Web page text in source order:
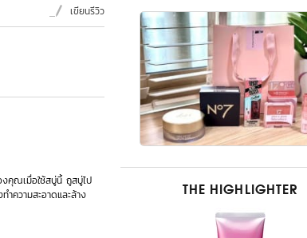
เขียนรีวิว
งคุณเมื่อใช้สบู่นี้ ถูสบู่ไป
ความสะอาดและล้าง
THE HIGHLIGHTER